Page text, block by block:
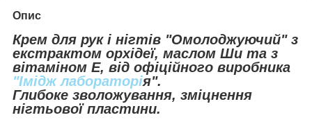
Опис
Крем для рук і нігтів "Омолоджуючий" з
екстрактом орхідеї, маслом Ши та з
вітаміном Е, від офіційного виробника
"Імідж лабораторія".
Глибоке зволожування, зміцнення
нігтьової пластини.